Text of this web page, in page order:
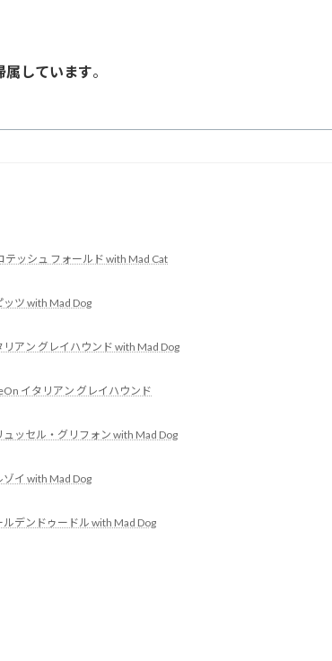
属しています。
テッシュ フォールド with Mad Cat
ッツ with Mad Dog
リアン グレイハウンド with Mad Dog
イタリアン グレイハウンド
ュッセル・グリフォン with Mad Dog
ゾイ with Mad Dog
ルデンドゥードル with Mad Dog